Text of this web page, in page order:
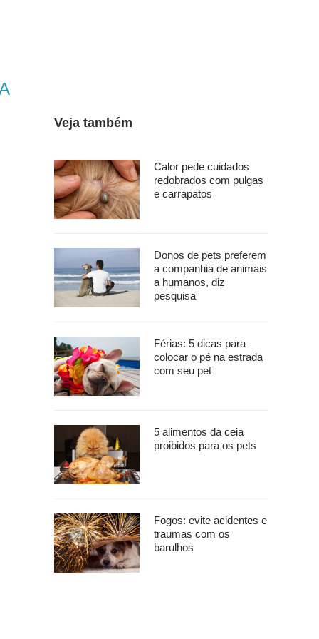
Veja também
Calor pede cuidados
redobrados com pulgas
e carrapatos
Donos de pets preferem
a companhia de animais
a humanos, diz
pesquisa
Férias: 5 dicas para
colocar o pé na estrada
com seu pet
5 alimentos da ceia
proibidos para os pets
Fogos: evite acidentes e
traumas com os
barulhos